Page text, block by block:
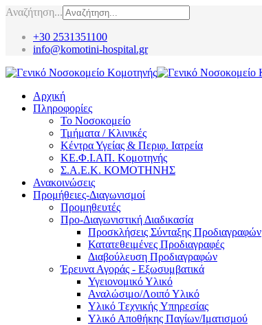
Αναζήτηση...
+30 2531351100
info@komotini-hospital.gr
Αρχική
Πληροφορίες
Το Νοσοκομείο
Τμήματα / Κλινικές
Κέντρα Υγείας & Περιφ. Ιατρεία
ΚΕ.Φ.Ι.ΑΠ. Κομοτηνής
Σ.Α.Ε.Κ. ΚΟΜΟΤΗΝΗΣ
Ανακοινώσεις
Προμήθειες-Διαγωνισμοί
Προμηθευτές
Προ-Διαγωνιστική Διαδικασία
Προσκλήσεις Σύνταξης Προδιαγραφών
Κατατεθειμένες Προδιαγραφές
Διαβούλευση Προδιαγραφών
Έρευνα Αγοράς - Εξωσυμβατικά
Υγειονομικό Υλικό
Αναλώσιμο/Λοιπό Υλικό
Υλικό Tεχνικής Yπηρεσίας
Υλικό Αποθήκης Παγίων/Ιματισμού